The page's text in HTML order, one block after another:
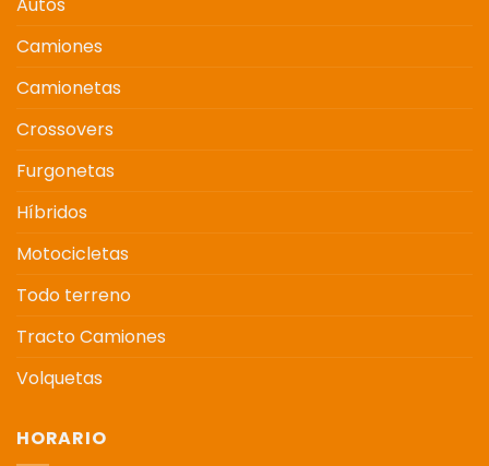
Autos
Camiones
Camionetas
Crossovers
Furgonetas
Híbridos
Motocicletas
Todo terreno
Tracto Camiones
Volquetas
HORARIO